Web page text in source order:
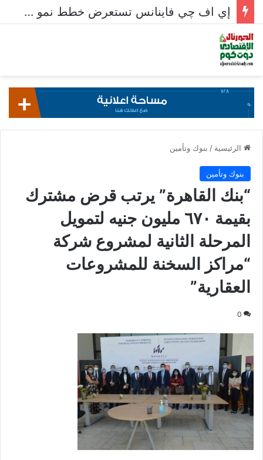
إي اف چي فاينانس تستعرض خطط نمو «بلد» لتعزيز حضورها في سوق تحويلات المصريين بالخارج
الرئيسية / بنوك وتأمين
بنوك وتأمين
“بنك القاهرة” يرتب قرض مشترك
بقيمة ٦٧٠ مليون جنيه لتمويل
المرحلة الثانية لمشروع شركة
“مراكز السخنة للمشروعات
العقارية”
0